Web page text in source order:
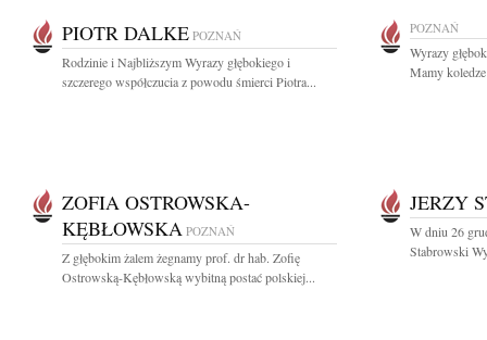
PIOTR DALKE POZNAŃ
Rodzinie i Najbliższym Wyrazy głębokiego i
szczerego współczucia z powodu śmierci Piotra...
POZNAŃ
Wyrazy
Mamy
ZOFIA OSTROWSKA-
KĘBŁOWSKA POZNAŃ
Z głębokim żalem żegnamy prof. dr hab. Zofię
Ostrowską-Kębłowską wybitną postać polskiej...
JERZY
W dniu 26
Stabrowski